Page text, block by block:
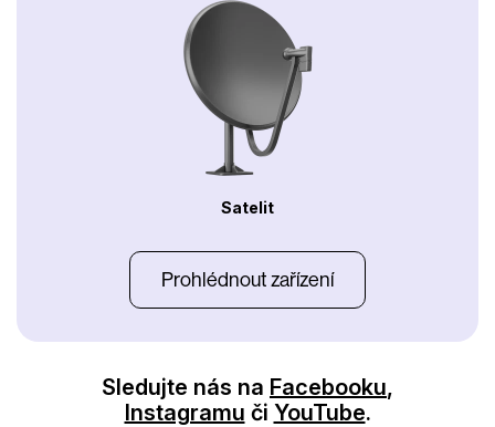
Satelit
Prohlédnout zařízení
Sledujte nás na Facebooku,
Instagramu či YouTube.